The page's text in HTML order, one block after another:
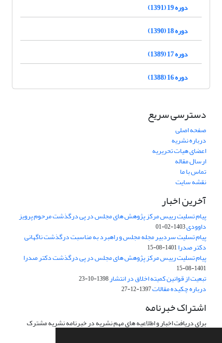
دوره 19 (1391)
دوره 18 (1390)
دوره 17 (1389)
دوره 16 (1388)
دسترسی سریع
صفحه اصلی
درباره نشریه
اعضای هیات تحریریه
ارسال مقاله
تماس با ما
نقشه سایت
آخرین اخبار
پیام تسلیت رییس مرکز پژوهش های مجلس در پی درگذشت مرحوم پرویز
داوودی1403-02-01
پیام تسلیت سردبیر مجله مجلس و راهبرد به مناسبت درگذشت ناگهانی
دکتر صدرا1401-08-15
پیام تسلیت رییس مرکز پژوهش های مجلس در پی درگذشت دکتر صدرا
1401-08-15
تبعیت از قوانین کمیته اخلاق در انتشار1398-10-23
درباره چکیده مقالات1397-12-27
اشتراک خبرنامه
برای دریافت اخبار و اطلاعیه های مهم نشریه در خبرنامه نشریه مشترک